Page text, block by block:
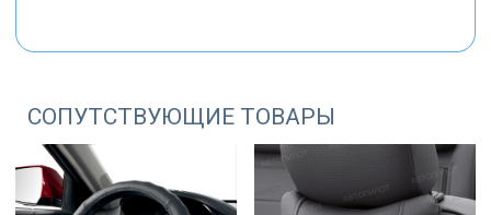
СОПУТСТВУЮЩИЕ ТОВАРЫ